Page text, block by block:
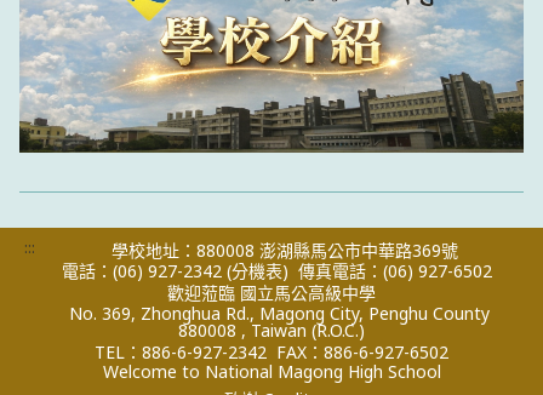
:::
學校地址：880008 澎湖縣馬公市中華路369號
電話：(06) 927-2342 (分機表) 傳真電話：(06) 927-6502
歡迎蒞臨 國立馬公高級中學
No. 369, Zhonghua Rd., Magong City, Penghu County
880008 , Taiwan (R.O.C.)
TEL：886-6-927-2342 FAX：886-6-927-6502
Welcome to National Magong High School